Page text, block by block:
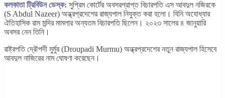
কলকাতা ট্রিবিউন ডেস্ক: সুপ্রিম কোর্টের অবসরপ্রাপ্ত বিচারপতি এস আবদুল নজিরকে
(S Abdul Nazeer) অন্ধ্রপ্রদেশের রাজ্যপাল নিযুক্ত করা হলো। যিনি অযোধ্যার
ঐতিহাসিক রাম মন্দির মামলার অন্যতম বিচারপতি ছিলেন। ২০২৩ সালের ৪ জানুয়ারি
অবসর নেন তিনি।
রাষ্ট্রপতি দ্রৌপদী মুর্মুর (Droupadi Murmu) অন্ধ্রপ্রদেশের নতুন রাজ্যপাল হিসেবে
আবদুল নাজিরের নাম ঘোষণা করেছেন।